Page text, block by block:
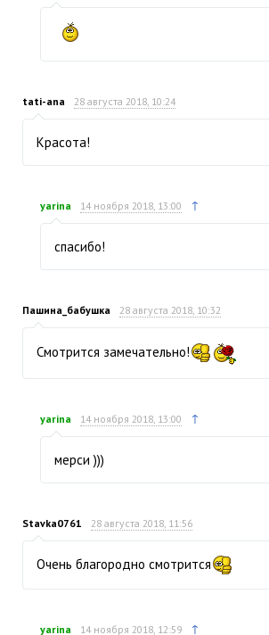
tati-ana 28 августа 2018, 10:24
Красота!
yarina 14 ноября 2018, 13:00 ↑
спасибо!
Пашина_бабушка 28 августа 2018, 10:32
Смотрится замечательно!
yarina 14 ноября 2018, 13:00 ↑
мерси )))
Stavka0761 28 августа 2018, 11:56
Очень благородно смотрится
yarina 14 ноября 2018, 12:59 ↑